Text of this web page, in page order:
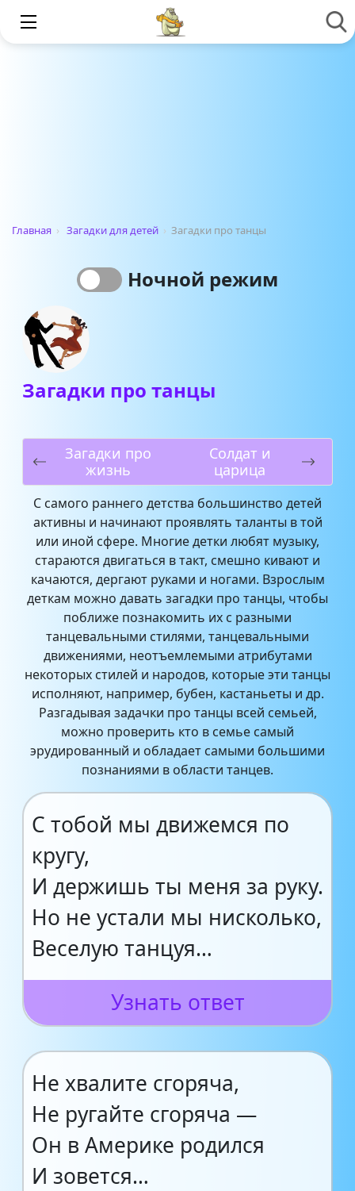
Главная › Загадки для детей › Загадки про танцы
Ночной режим
Загадки про танцы
Загадки про
жизнь
Солдат и
царица
С самого раннего детства большинство детей
активны и начинают проявлять таланты в той
или иной сфере. Многие детки любят музыку,
стараются двигаться в такт, смешно кивают и
качаются, дергают руками и ногами. Взрослым
деткам можно давать загадки про танцы, чтобы
поближе познакомить их с разными
танцевальными стилями, танцевальными
движениями, неотъемлемыми атрибутами
некоторых стилей и народов, которые эти танцы
исполняют, например, бубен, кастаньеты и др.
Разгадывая задачки про танцы всей семьей,
можно проверить кто в семье самый
эрудированный и обладает самыми большими
познаниями в области танцев.
С тобой мы движемся по
кругу,
И держишь ты меня за руку.
Но не устали мы нисколько,
Веселую танцуя…
Узнать ответ
Не хвалите сгоряча,
Не ругайте сгоряча —
Он в Америке родился
И зовется…